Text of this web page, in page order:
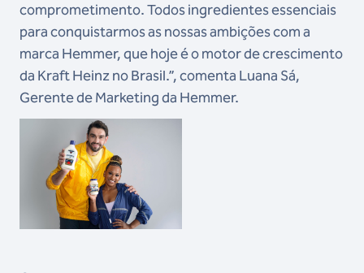
comprometimento. Todos ingredientes essenciais
para conquistarmos as nossas ambições com a
marca Hemmer, que hoje é o motor de crescimento
da Kraft Heinz no Brasil.”, comenta Luana Sá,
Gerente de Marketing da Hemmer.